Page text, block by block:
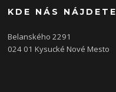
KDE NÁS NÁJDETE
Belanského 2291
024 01 Kysucké Nové Mesto